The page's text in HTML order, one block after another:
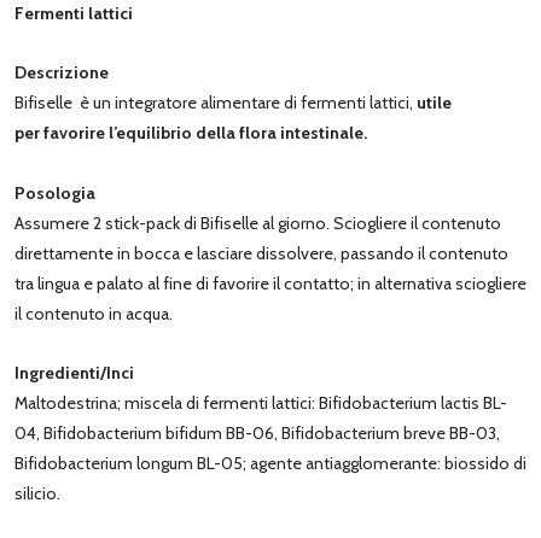
Fermenti lattici
Descrizione
Bifiselle è un integratore alimentare di fermenti lattici, utile
per favorire l’equilibrio della flora intestinale.
Posologia
Assumere 2 stick-pack di Bifiselle al giorno. Sciogliere il contenuto
direttamente in bocca e lasciare dissolvere, passando il contenuto
tra lingua e palato al fine di favorire il contatto; in alternativa sciogliere
il contenuto in acqua.
Ingredienti/Inci
Maltodestrina; miscela di fermenti lattici: Bifidobacterium lactis BL-
04, Bifidobacterium bifidum BB-06, Bifidobacterium breve BB-03,
Bifidobacterium longum BL-05; agente antiagglomerante: biossido di
silicio.